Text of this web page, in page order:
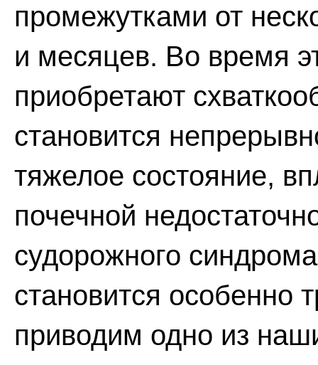
промежутками от
и месяцев. Во время
приобретают
становится
тяжелое состояние,
почечной
судорожного
становится особенно
приводим одно из